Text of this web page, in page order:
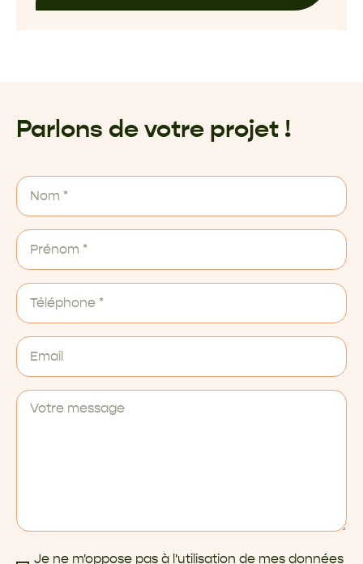
Parlons de votre projet !
Je ne m'oppose pas à l'utilisation de mes données